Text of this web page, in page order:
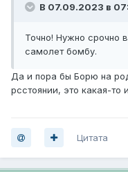
В 07.09.2023 в
Точно! Нужно срочно
самолет бомбу.
Да и пора бы Борю на
рсстоянии, это какая-
Цитата